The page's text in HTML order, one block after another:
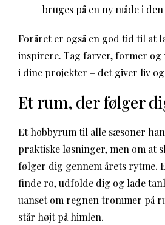
bruges på en ny måde i
Foråret er også en god tid til at
inspirere. Tag farver, former og
i dine projekter – det giver liv
Et rum, der følger
Et hobbyrum til alle sæsoner
praktiske løsninger, men om at
følger dig gennem årets rytme.
finde ro, udfolde dig og lade
uanset om regnen trommer på
står højt på himlen.